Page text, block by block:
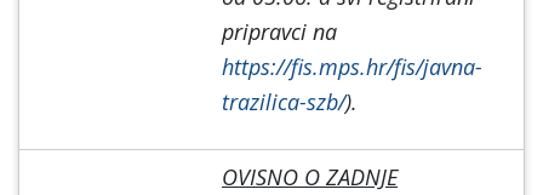
pripravci na
https://fis.mps.hr/fis/javna-
trazilica-szb/).
OVISNO O ZADNJE